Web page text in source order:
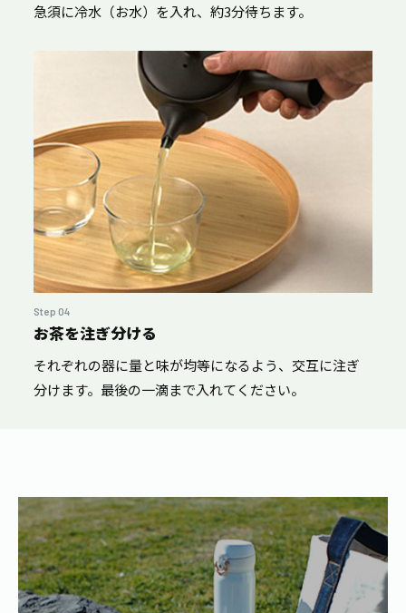
急須に冷水（お水）を入れ、約3分待ちます。
Step 04
お茶を注ぎ分ける
それぞれの器に量と味が均等になるよう、交互に注ぎ
分けます。最後の一滴まで入れてください。